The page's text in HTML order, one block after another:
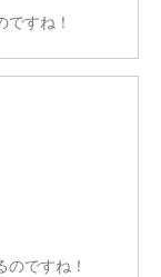
すね！
ですね！